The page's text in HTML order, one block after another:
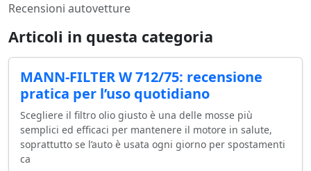
Recensioni autovetture
Articoli in questa categoria
MANN-FILTER W 712/75: recensione
pratica per l’uso quotidiano
Scegliere il filtro olio giusto è una delle mosse più
semplici ed efficaci per mantenere il motore in salute,
soprattutto se l’auto è usata ogni giorno per spostamenti
ca